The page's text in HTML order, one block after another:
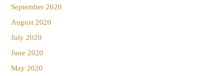
September 2020
August 2020
July 2020
June 2020
May 2020